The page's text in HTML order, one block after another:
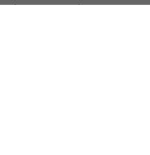
humano, adaptamos